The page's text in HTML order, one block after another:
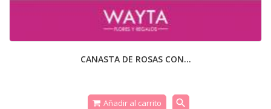
CANASTA DE ROSAS CON...
Añadir al carrito search